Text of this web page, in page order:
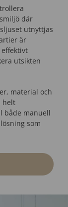
där
utnyttjas
är
utsikten
material och
helt
både manuell
som